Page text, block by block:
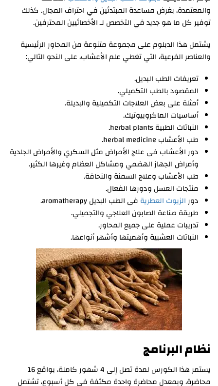
والمعتمدة، بغرض مساعدة المبتدئين في احتراف المجال. كذلك
توفير كل ما هو جديد في التخصص لـ الأخصائيين المحترفين.
يشتمل هذا الدبلوم على مجموعة متنوعة من المحاور الرئيسية
والعناصر الفرعية، التي تغطي علم الأعشاب، على النحو التالي:
تعريفات الطب البديل.
المقصود بالطب التكميلي.
أمثلة على بعض العلاجات التكميلية والبديلة.
أساسيات الماكروبيوتيك.
النباتات الطبية herbal plants.
طب الأعشاب herbal medicine.
دور الأعشاب فى علاج الأمراض مثل السكري والأمراض الجلدية
وأمراض الجهاز الهضمي ومشاكل العظام وغيرها الكثير.
طب الأعشاب وعلاج السمنة والنحافة.
منتجات العسل ودورها الفعال.
دورالزيوت العطرية فى الطب البديل aromatherapy.
طريقة صناعة الصابون العلاجي والتجميلي.
تدريبات عملية على جميع المحاور.
النباتات العشبية وأهميتها وأشهر أنواعها.
نظام البرنامج
يستمر هذا الكورس لمدة تصل إلى 4 شهور كاملة، بواقع 16
محاضرة، وبمعدل محاضرة واحدة مكثفة في كل أسبوع، تشتمل